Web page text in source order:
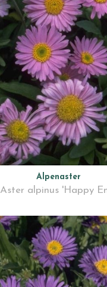
Alpenaster
Aster alpinus 'Happy